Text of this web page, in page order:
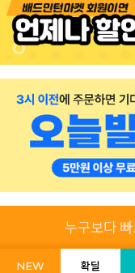
NEW 확딜